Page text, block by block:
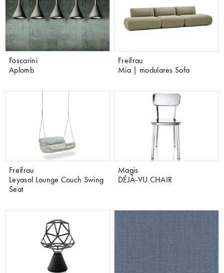
Foscarini
Aplomb
Freifrau
Mia | modulares Sofa
Freifrau
Leyasol Lounge Couch Swing
Seat
Magis
DÉJÀ-VU CHAIR